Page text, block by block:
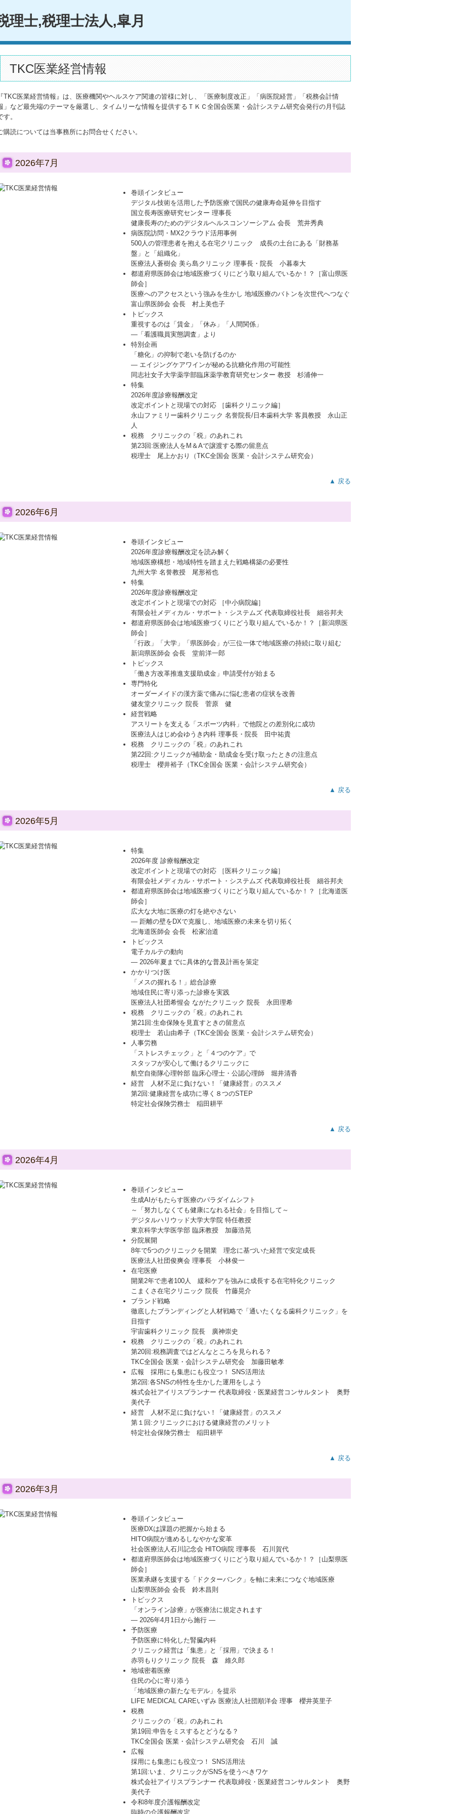
TKC医業経営情報
『TKC医業経営情報』は、医療機関やヘルスケア関連の皆様に対し、「医療制度改正」「病医院経営」「税務会計情
」など最先端のテーマを厳選し、タイムリーな情報を提供するＴＫＣ全国会医業・会計システム研究会発行の月刊誌
す。
購読については当事務所にお問合せください。
2026年7月
巻頭インタビュー
デジタル技術を活用した予防医療で国民の健康寿命延伸を目指す
国立長寿医療研究センター 理事長
健康長寿のためのデジタルヘルスコンソーシアム 会長 荒井秀典
病医院訪問・MX2クラウド活用事例
500人の管理患者を抱える在宅クリニック 成長の土台にある「財務基
盤」と「組織化」
医療法人蒼樹会 美ら島クリニック 理事長・院長 小暮泰大
都道府県医師会は地域医療づくりにどう取り組んでいるか！？［富山県医
師会］
医療へのアクセスという強みを生かし 地域医療のバトンを次世代へつなぐ
富山県医師会 会長 村上美也子
トピックス
重視するのは「賃金」「休み」「人間関係」
―「看護職員実態調査」より
特別企画
「糖化」の抑制で老いを防げるのか
― エイジングケアワインが秘める抗糖化作用の可能性
同志社女子大学薬学部臨床薬学教育研究センター 教授 杉浦伸一
特集
2026年度診療報酬改定
改定ポイントと現場での対応 ［歯科クリニック編］
永山ファミリー歯科クリニック 名誉院長/日本歯科大学 客員教授 永山正
人
税務 クリニックの「税」のあれこれ
第23回:医療法人をM＆Aで譲渡する際の留意点
税理士 尾上かおり（TKC全国会 医業・会計システム研究会）
▲ 戻る
2026年6月
巻頭インタビュー
2026年度診療報酬改定を読み解く
地域医療構想・地域特性を踏まえた戦略構築の必要性
九州大学 名誉教授 尾形裕也
特集
2026年度診療報酬改定
改定ポイントと現場での対応 ［中小病院編］
有限会社メディカル・サポート・システムズ 代表取締役社長 細谷邦夫
都道府県医師会は地域医療づくりにどう取り組んでいるか！？［新潟県医
師会］
「行政」「大学」「県医師会」が三位一体で地域医療の持続に取り組む
新潟県医師会 会長 堂前洋一郎
トピックス
「働き方改革推進支援助成金」申請受付が始まる
専門特化
オーダーメイドの漢方薬で痛みに悩む患者の症状を改善
健友堂クリニック 院長 菅原 健
経営戦略
アスリートを支える「スポーツ内科」で他院との差別化に成功
医療法人はじめ会ゆうき内科 理事長・院長 田中祐貴
税務 クリニックの「税」のあれこれ
第22回:クリニックが補助金・助成金を受け取ったときの注意点
税理士 櫻井裕子（TKC全国会 医業・会計システム研究会）
▲ 戻る
2026年5月
特集
2026年度 診療報酬改定
改定ポイントと現場での対応 ［医科クリニック編］
有限会社メディカル・サポート・システムズ 代表取締役社長 細谷邦夫
都道府県医師会は地域医療づくりにどう取り組んでいるか！？［北海道医
師会］
広大な大地に医療の灯を絶やさない
― 距離の壁をDXで克服し、地域医療の未来を切り拓く
北海道医師会 会長 松家治道
トピックス
電子カルテの動向
― 2026年夏までに具体的な普及計画を策定
かかりつけ医
「メスの握れる！」総合診療
地域住民に寄り添った診療を実践
医療法人社団希惺会 ながたクリニック 院長 永田理希
税務 クリニックの「税」のあれこれ
第21回:生命保険を見直すときの留意点
税理士 若山由希子（TKC全国会 医業・会計システム研究会）
人事労務
「ストレスチェック」と「４つのケア」で
スタッフが安心して働けるクリニックに
航空⾃衛隊⼼理幹部 臨床⼼理⼠・公認⼼理師 堀井清⾹
経営 人材不足に負けない！「健康経営」のススメ
第2回:健康経営を成功に導く８つのSTEP
特定社会保険労務士 稲田耕平
▲ 戻る
2026年4月
巻頭インタビュー
生成AIがもたらす医療のパラダイムシフト
～「努力しなくても健康になれる社会」を目指して～
デジタルハリウッド大学大学院 特任教授
東京科学大学医学部 臨床教授 加藤浩晃
分院展開
8年で5つのクリニックを開業 理念に基づいた経営で安定成長
医療法人社団俊爽会 理事長 小林俊一
在宅医療
開業2年で患者100人 緩和ケアを強みに成長する在宅特化クリニック
こまくさ在宅クリニック 院長 竹藤晃介
ブランド戦略
徹底したブランディングと人材戦略で「通いたくなる歯科クリニック」を
目指す
宇宙歯科クリニック 院長 廣神崇史
税務 クリニックの「税」のあれこれ
第20回:税務調査ではどんなところを見られる？
TKC全国会 医業・会計システム研究会 加藤田敏孝
広報 採用にも集患にも役立つ！ SNS活用法
第2回:各SNSの特性を生かした運用をしよう
株式会社アイリスプランナー 代表取締役・医業経営コンサルタント 奥野
美代子
経営 人材不足に負けない！「健康経営」のススメ
第１回:クリニックにおける健康経営のメリット
特定社会保険労務士 稲田耕平
▲ 戻る
2026年3月
巻頭インタビュー
医療DXは課題の把握から始まる
HITO病院が進めるしなやかな変革
社会医療法人石川記念会 HITO病院 理事長 石川賀代
都道府県医師会は地域医療づくりにどう取り組んでいるか！？［山梨県医
師会］
医業承継を支援する「ドクターバンク」を軸に未来につなぐ地域医療
山梨県医師会 会長 鈴木昌則
トピックス
「オンライン診療」が医療法に規定されます
― 2026年4月1日から施行 ―
予防医療
予防医療に特化した腎臓内科
クリニック経営は「集患」と「採用」で決まる！
赤羽もりクリニック 院長 森 維久郎
地域密着医療
住民の心に寄り添う
「地域医療の新たなモデル」を提示
LIFE MEDICAL CAREいずみ 医療法人社団順洋会 理事 櫻井英里子
税務
クリニックの「税」のあれこれ
第19回:申告をミスするとどうなる？
TKC全国会 医業・会計システム研究会 石川 誠
広報
採用にも集患にも役立つ！ SNS活用法
第1回:いま、クリニックがSNSを使うべきワケ
株式会社アイリスプランナー 代表取締役・医業経営コンサルタント 奥野
美代子
令和8年度介護報酬改定
臨時の介護報酬改定